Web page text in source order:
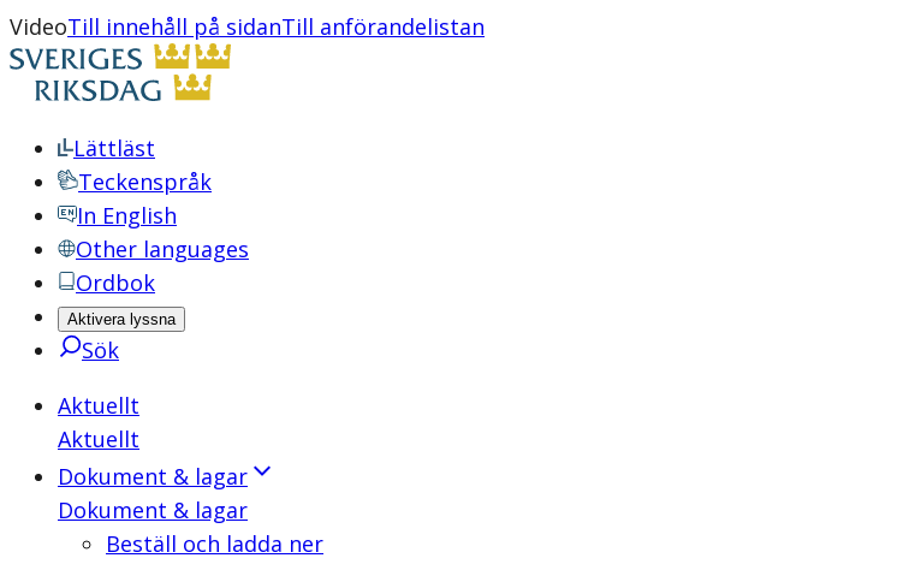
VideoTill innehåll på sidanTill anförandelistan
Lättläst
Teckenspråk
In English
Other languages
Ordbok
Aktivera lyssna
Sök
Aktuellt
Aktuellt
Dokument & lagar
Dokument & lagar
Beställ och ladda ner